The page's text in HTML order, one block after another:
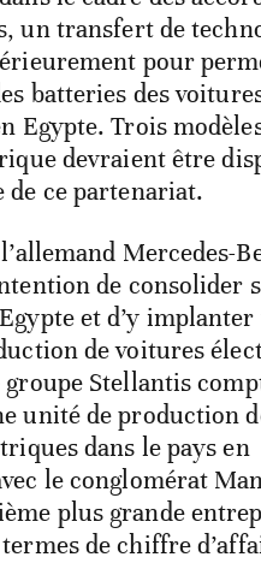
un transfert de
pour
batteries des
Egypte. Trois
devraient être
de ce partenariat.
Mercedes-
de consolider
et d’y
de voitures
Stellantis
unité de production
dans le pays en
le conglomérat
plus grande
de chiffre